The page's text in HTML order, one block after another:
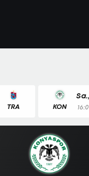
TRA KON